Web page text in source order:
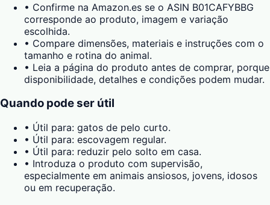
• Confirme na Amazon.es se o ASIN B01CAFYBBG
corresponde ao produto, imagem e variação
escolhida.
• Compare dimensões, materiais e instruções com o
tamanho e rotina do animal.
• Leia a página do produto antes de comprar, porque
disponibilidade, detalhes e condições podem mudar.
Quando pode ser útil
• Útil para: gatos de pelo curto.
• Útil para: escovagem regular.
• Útil para: reduzir pelo solto em casa.
• Introduza o produto com supervisão,
especialmente em animais ansiosos, jovens, idosos
ou em recuperação.